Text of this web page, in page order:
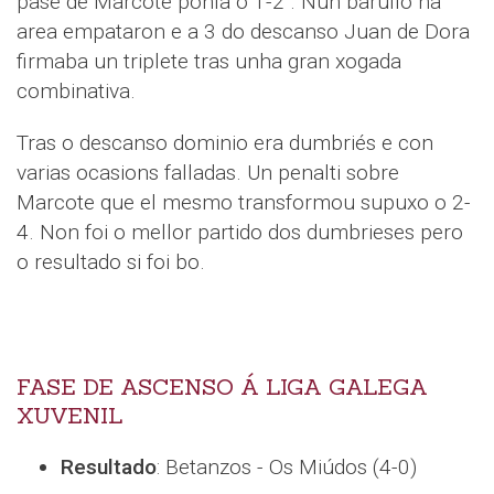
area empataron e a 3 do descanso Juan de Dora
firmaba un triplete tras unha gran xogada
combinativa.
Tras o descanso dominio era dumbriés e con
varias ocasions falladas. Un penalti sobre
Marcote que el mesmo transformou supuxo o 2-
4. Non foi o mellor partido dos dumbrieses pero
o resultado si foi bo.
FASE DE ASCENSO Á LIGA GALEGA
XUVENIL
Resultado: Betanzos - Os Miúdos (4-0)